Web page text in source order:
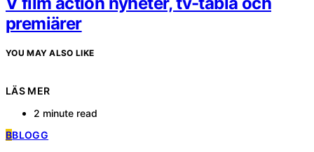
premiärer
YOU MAY ALSO LIKE
LÄS MER
2 minute read
BBLOGG